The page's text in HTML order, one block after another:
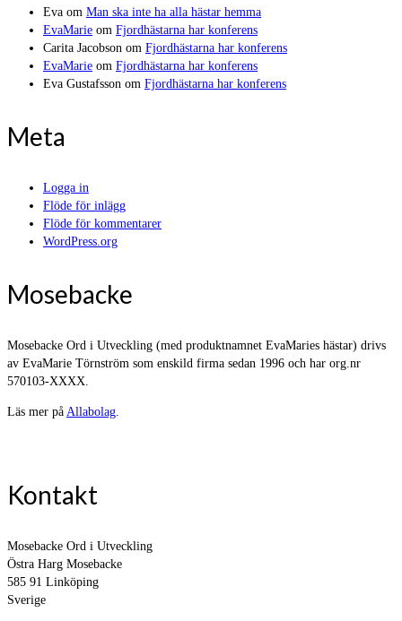
Eva om Man ska inte ha alla hästar hemma
EvaMarie om Fjordhästarna har konferens
Carita Jacobson om Fjordhästarna har konferens
EvaMarie om Fjordhästarna har konferens
Eva Gustafsson om Fjordhästarna har konferens
Meta
Logga in
Flöde för inlägg
Flöde för kommentarer
WordPress.org
Mosebacke
Mosebacke Ord i Utveckling (med produktnamnet EvaMaries hästar) drivs
av EvaMarie Törnström som enskild firma sedan 1996 och har org.nr
570103-XXXX.
Läs mer på Allabolag.
Kontakt
Mosebacke Ord i Utveckling
Östra Harg Mosebacke
585 91 Linköping
Sverige